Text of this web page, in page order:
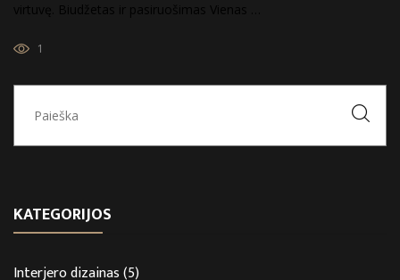
virtuvę. Biudžetas ir pasiruošimas Vienas …
1
KATEGORIJOS
Interjero dizainas(5)